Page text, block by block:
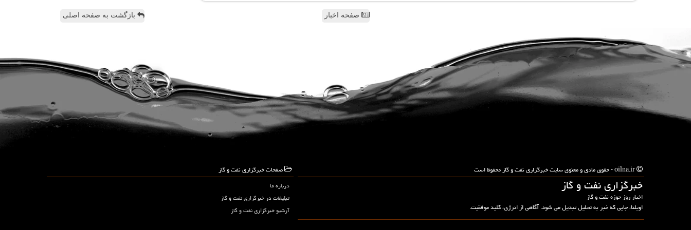
صفحه اخبار بازگشت به صفحه اصلی
خبرگزاری نفت و گاز
اخبار روز حوزه نفت و گاز
اویلنا، جایی که خبر به تحلیل تبدیل می شود. آگاهی از انرژی، کلید موفقیت.
صفحات خبرگزاری نفت و گاز
درباره ما
تبلیغات در خبرگزاری نفت و گاز
آرشیو خبرگزاری نفت و گاز